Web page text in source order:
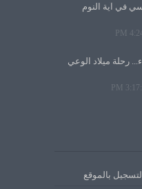
في آية النوم
رحلة ميلاد الوعي
التسجيل بالموقع